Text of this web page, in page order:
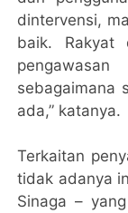
dintervensi,
baik. Rakyat
sebagaimana
ada,” katanya.
Terkaitan
tidak adanya
Sinaga –